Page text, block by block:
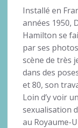
Installé en
années 1950,
Hamilton se
par ses
scène de très
dans des
et 80, son
Loin d’y voir
sexualisation
au Royaume-